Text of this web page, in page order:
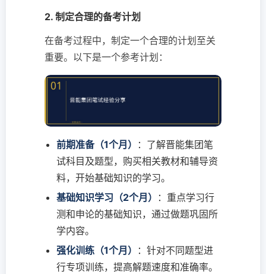
2. 制定合理的备考计划
在备考过程中，制定一个合理的计划至关
重要。以下是一个参考计划：
前期准备（1个月）
：了解晋能集团笔
试科目及题型，购买相关教材和辅导资
料，开始基础知识的学习。
基础知识学习（2个月）
：重点学习行
测和申论的基础知识，通过做题巩固所
学内容。
强化训练（1个月）
：针对不同题型进
行专项训练，提高解题速度和准确率。